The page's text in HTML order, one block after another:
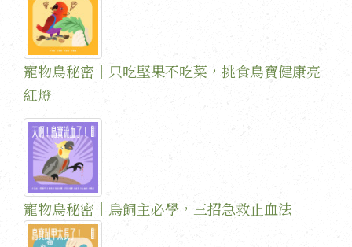
寵物鳥秘密｜只吃堅果不吃菜，挑食鳥寶健康亮
紅燈
寵物鳥秘密｜鳥飼主必學，三招急救止血法